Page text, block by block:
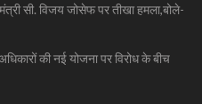
सी. विजय जोसेफ पर तीखा हमला,बोले-
की नई योजना पर विरोध के बीच